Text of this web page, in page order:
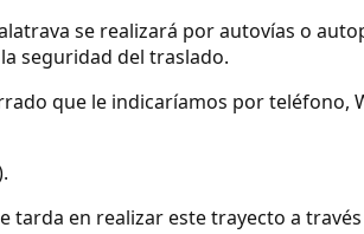
se realizará por autovías o
seguridad del traslado.
que le indicaríamos por teléfono,
tarda en realizar este trayecto a